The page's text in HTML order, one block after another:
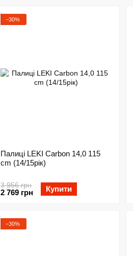
−30%
Палиці LEKI Carbon 14,0 115
cm (14/15рік)
3 956 грн
2 769 грн Купити
−30%